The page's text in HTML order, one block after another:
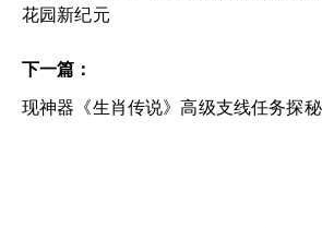
花园新纪元
下一篇：
现神器《生肖传说》高级支线任务探秘